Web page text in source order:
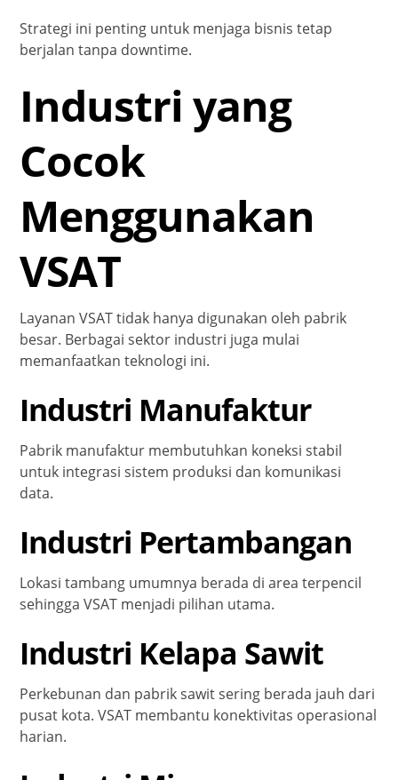
Strategi ini penting untuk menjaga bisnis tetap
berjalan tanpa downtime.
Industri yang
Cocok
Menggunakan
VSAT
Layanan VSAT tidak hanya digunakan oleh pabrik
besar. Berbagai sektor industri juga mulai
memanfaatkan teknologi ini.
Industri Manufaktur
Pabrik manufaktur membutuhkan koneksi stabil
untuk integrasi sistem produksi dan komunikasi
data.
Industri Pertambangan
Lokasi tambang umumnya berada di area terpencil
sehingga VSAT menjadi pilihan utama.
Industri Kelapa Sawit
Perkebunan dan pabrik sawit sering berada jauh dari
pusat kota. VSAT membantu konektivitas operasional
harian.